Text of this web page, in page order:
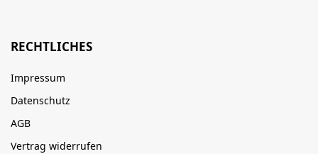
RECHTLICHES
Impressum
Datenschutz
AGB
Vertrag widerrufen